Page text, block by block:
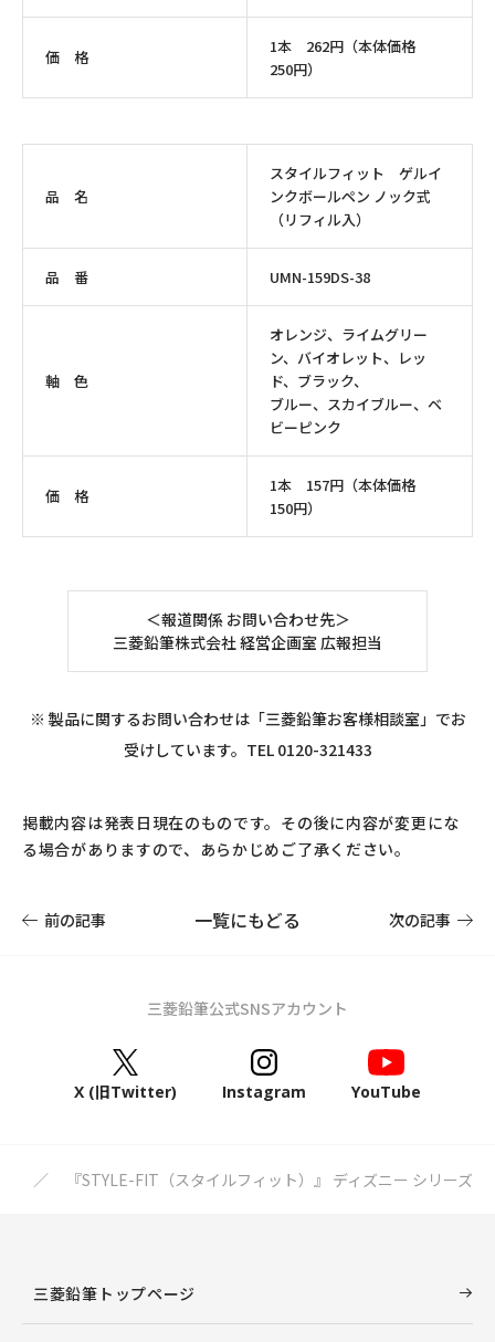
価 格
1本 262円（本体価格
250円）
品 名
スタイルフィット ゲルイ
ンクボールペン ノック式
（リフィル入）
品 番 UMN-159DS-38
軸 色
オレンジ、ライムグリー
ン、バイオレット、レッ
ド、ブラック、
ブルー、スカイブルー、ベ
ビーピンク
価 格
1本 157円（本体価格
150円）
＜報道関係 お問い合わせ先＞
三菱鉛筆株式会社 経営企画室 広報担当
※ 製品に関するお問い合わせは「三菱鉛筆お客様相談室」でお
受けしています。TEL 0120-321433
掲載内容は発表日現在のものです。その後に内容が変更にな
る場合がありますので、あらかじめご了承ください。
前の記事 一覧にもどる 次の記事
三菱鉛筆公式SNSアカウント
X (旧Twitter) Instagram YouTube
『STYLE-FIT（スタイルフィット）』 ディズニー シリーズ
三菱鉛筆トップページ